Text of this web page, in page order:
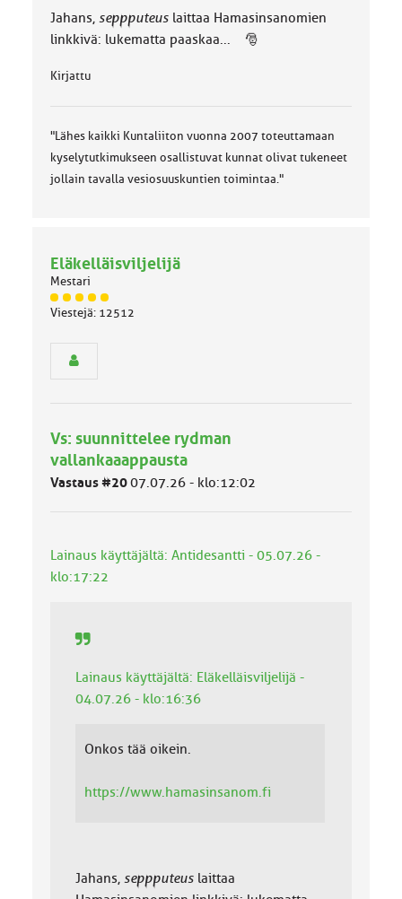
Jahans, seppputeuslaittaa Hamasinsanomien
linkkivä: lukematta paaskaa... 🎅
Kirjattu
"Lähes kaikki Kuntaliiton vuonna 2007 toteuttamaan
kyselytutkimukseen osallistuvat kunnat olivat tukeneet
jollain tavalla vesiosuuskuntien toimintaa."
Eläkelläisviljelijä
Mestari
J
ä
m
ä
u
a
:
Viestejä: 12512
Vs: suunnittelee rydman
vallankaaappausta
Vastaus #2007.07.26 - klo:12:02
Lainaus käyttäjältä: Antidesantti - 05.07.26 -
klo:17:22
Lainaus käyttäjältä: Eläkelläisviljelijä -
04.07.26 - klo:16:36
Onkos tää oikein.
https://www.hamasinsanom.fi
Jahans, seppputeuslaittaa